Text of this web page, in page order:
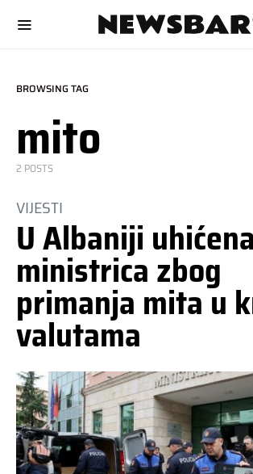
BROWSING TAG
mito
2 POSTS
VIJESTI
U Albaniji
ministrica zbog
primanja mita u
valutama